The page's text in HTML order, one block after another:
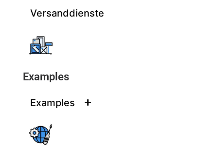
Versanddienste
Examples
Examples